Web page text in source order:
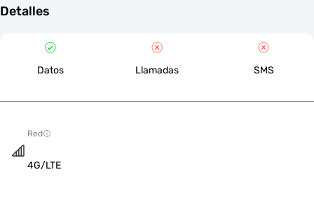
Detalles
Datos Llamadas SMS
Red
4G/LTE